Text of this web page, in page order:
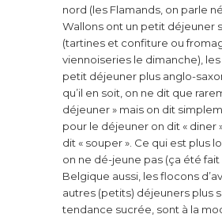
nord (les Flamands, on parle
Wallons ont un petit déjeuner
(tartines et confiture ou
viennoiseries le dimanche),
petit déjeuner plus anglo-
qu’il en soit, on ne dit que
déjeuner » mais on dit
pour le déjeuner on dit « diner
dit « souper ». Ce qui est plus
on ne dé-jeune pas (ça été fait
Belgique aussi, les flocons
autres (petits) déjeuners plus
tendance sucrée, sont à la